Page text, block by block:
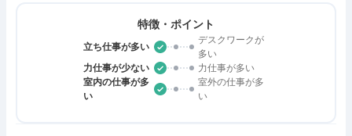
特徴・ポイント
立ち仕事が多い
デスクワークが
多い
力仕事が少ない
力仕事が多い
室内の仕事が多
い
室外の仕事が多
い